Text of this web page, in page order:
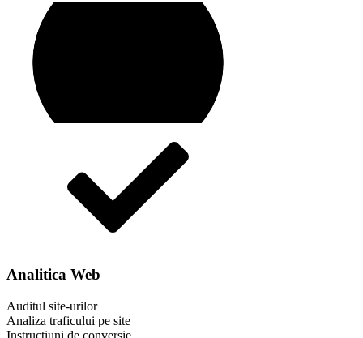
Analitica Web
Auditul site-urilor
Analiza traficului pe site
Instrucțiuni de conversie